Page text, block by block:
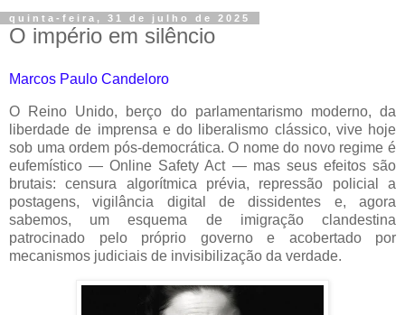
quinta-feira, 31 de julho de 2025
O império em silêncio
Marcos Paulo Candeloro
O Reino Unido, berço do parlamentarismo moderno, da
liberdade de imprensa e do liberalismo clássico, vive hoje
sob uma ordem pós-democrática. O nome do novo regime é
eufemístico — Online Safety Act — mas seus efeitos são
brutais: censura algorítmica prévia, repressão policial a
postagens, vigilância digital de dissidentes e, agora
sabemos, um esquema de imigração clandestina
patrocinado pelo próprio governo e acobertado por
mecanismos judiciais de invisibilização da verdade.